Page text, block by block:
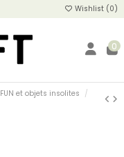
Wishlist (0)
0
FUN et objets insolites